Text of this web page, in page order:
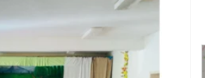
ДЕЈНОСТ
ПРИ КАТАСТРОФИ